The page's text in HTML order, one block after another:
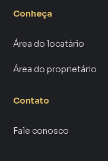
Conheça
Área do locatário
Área do proprietário
Contato
Fale conosco